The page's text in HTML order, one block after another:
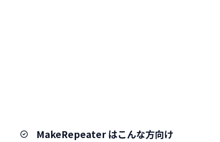
MakeRepeater はこんな方向け